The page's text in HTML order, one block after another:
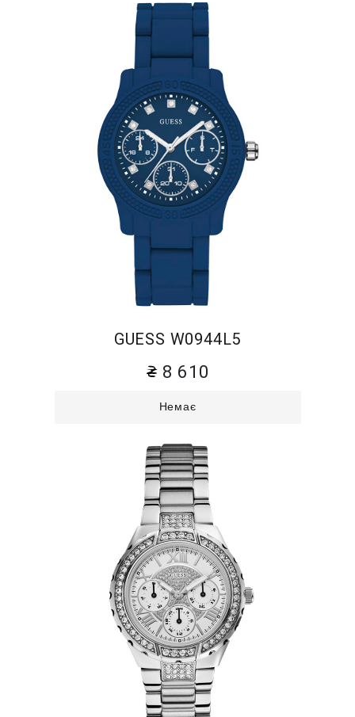
GUESS W0944L5
8 610
Немає